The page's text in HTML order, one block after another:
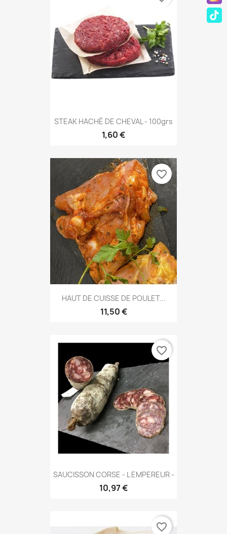
STEAK HACHÉ DE CHEVAL - 100grs
1,60 €
HAUT DE CUISSE DE POULET...
11,50 €
favorite_border
SAUCISSON CORSE - L EMPEREUR -
10,97 €
favorite_border
favorite_border